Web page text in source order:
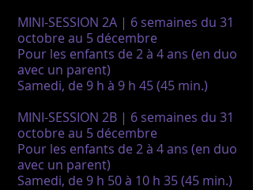
MINI-SESSION 2A | 6 semaines du 31
octobre au 5 décembre
Pour les enfants de 2 à 4 ans (en duo
avec un parent)
Samedi, de 9 h à 9 h 45(45 min.)
MINI-SESSION 2B | 6 semaines du 31
octobre au 5 décembre
Pour les enfants de 2 à 4 ans (en duo
avec un parent)
Samedi, de 9 h 50 à 10 h 35 (45 min.)